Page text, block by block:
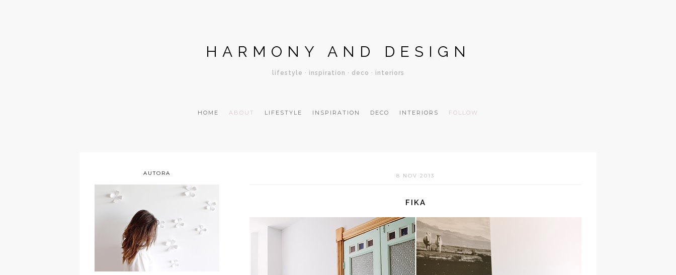
HARMONY AND DESIGN
lifestyle · inspiration · deco · interiors
HOME ABOUT LIFESTYLE INSPIRATION DECO INTERIORS FOLLOW
8 NOV 2013
FIKA
AUTORA